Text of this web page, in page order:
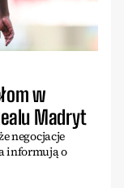
w
Madryt
negocjacje
informują o